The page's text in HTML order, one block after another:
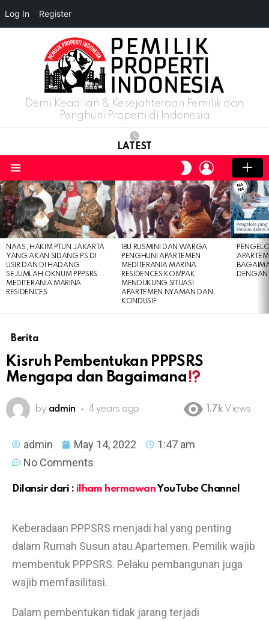
Demi Keadilan & Kesejahteraan Pemilik dan
Penghuni Properti di Indonesia
LATEST
SWITCH
SKIN
LOGIN
LATEST
STORIES
NAAS, HAKIM PTUN JAKARTA
YANG AKAN SIDANG PS DI
USIR DAN DI HADANG
SEJUMLAH OKNUM PPPSRS
MEDITERANIA MARINA
RESIDENCES
IBU RUSMINI DAN WARGA
PENGHUNI APARTEMEN
MEDITERANIA MARINA
RESIDENCES KOMPAK
MENDUKUNG SITUASI
APARTEMEN NYAMAN DAN
KONDUSIF
DENGAN
Berita
Kisruh Pembentukan PPPSRS
Mengapa dan Bagaimana
by admin 4 years ago 1.7k Views
admin May 14, 2022
1:47 am
No Comments
Dilansir dari : ilham hermawan YouTube Channel
Keberadaan PPPSRS menjadi hal yang penting
dalam Rumah Susun atau Apartemen. Pemilik wajib
membentuk PPPSRS. Pelaku pembangunan juga
wajib memfasilitasi.
Dalam pembentukan tidak jarang terjadi
Log In Register